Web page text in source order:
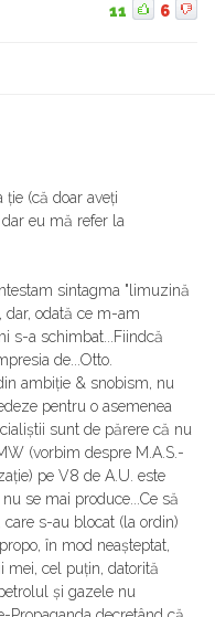
11 6
(că doar aveți
eu mă refer la
sintagma "limuzină
dar, odată ce m-am
s-a schimbat...Fiindcă
de...Otto.
ambiție & snobism, nu
pentru o asemenea
sunt de părere că nu
(vorbim despre M.A.S.-
pe V8 de A.U. este
se mai produce...Ce să
s-au blocat (la ordin)
în mod neașteptat,
mei, cel puțin, datorită
și gazele nu